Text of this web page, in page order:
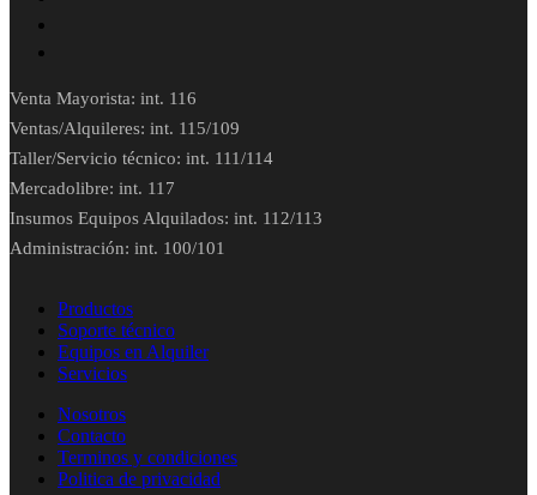
Venta Mayorista: int. 116
Ventas/Alquileres: int. 115/109
Taller/Servicio técnico: int. 111/114
Mercadolibre: int. 117
Insumos Equipos Alquilados: int. 112/113
Administración: int. 100/101
Productos
Soporte técnico
Equipos en Alquiler
Servicios
Nosotros
Contacto
Terminos y condiciones
Politica de privacidad